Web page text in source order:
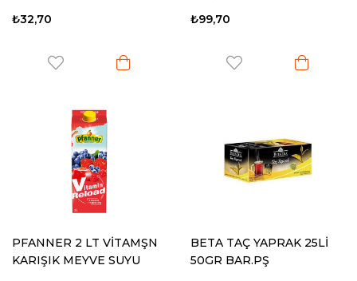
₺32,70
₺99,70
PFANNER 2 LT VİTAMŞN
KARIŞIK MEYVE SUYU
BETA TAÇ YAPRAK 25Lİ
50GR BAR.PŞ